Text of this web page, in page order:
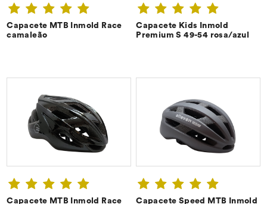
CONFIRA ➔
Capacete MTB Inmold Race
camaleão
CONFIRA ➔
Capacete Kids Inmold
Premium S 49-54 rosa/azul
Capacete MTB Inmold Race
Capacete Speed MTB Inmold